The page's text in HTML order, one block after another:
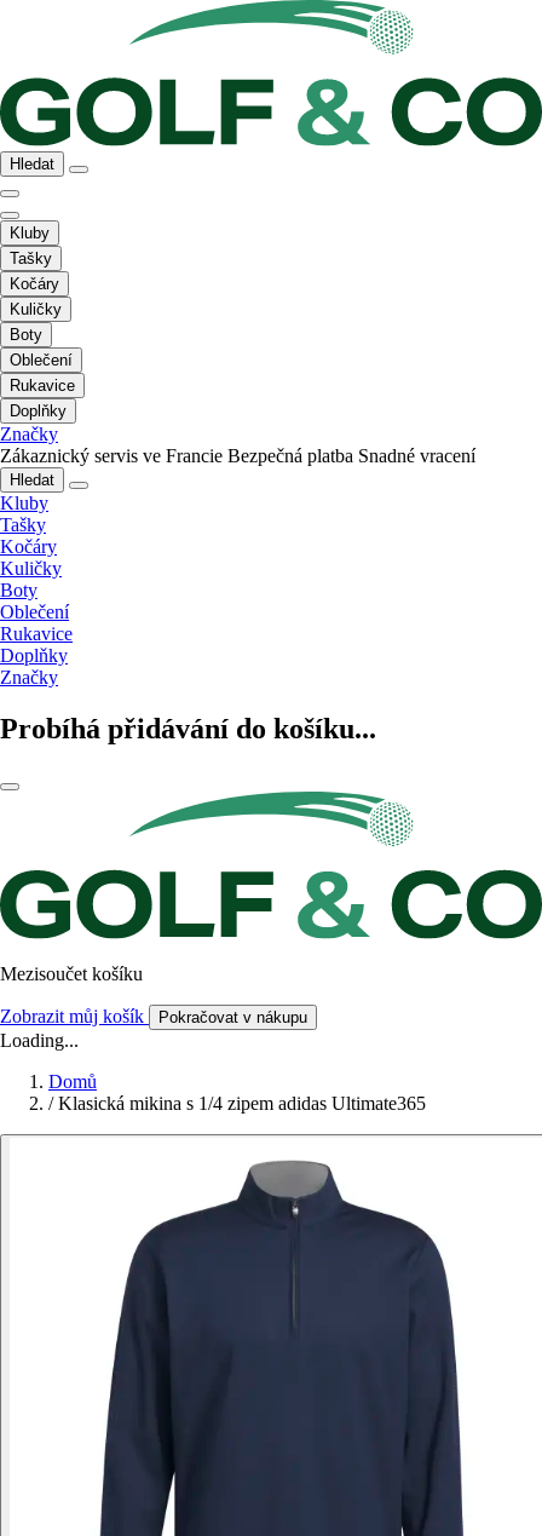
Hledat
Kluby
Tašky
Kočáry
Kuličky
Boty
Oblečení
Rukavice
Doplňky
Značky
Zákaznický servis ve Francie Bezpečná platba Snadné vracení
Hledat
Kluby
Tašky
Kočáry
Kuličky
Boty
Oblečení
Rukavice
Doplňky
Značky
Probíhá přidávání do košíku...
Mezisoučet košíku
Zobrazit můj košík Pokračovat v nákupu
Loading...
Domů
/ Klasická mikina s 1/4 zipem adidas Ultimate365